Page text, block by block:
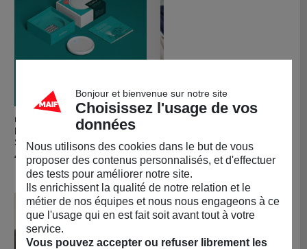
LIVLAB
Dodow - Aide au
Sommeil en 8 minutes
Prix
49,90 €
Acheter Dodow - Aide au Sommeil en 8
MAISON BONNEFOY
laine mérinos extrafine
47,00 €
Bonjour et bienvenue sur notre site
Choisissez l'usage de vos
données
Nous utilisons des cookies dans le but de vous
proposer des contenus personnalisés, et d'effectuer
des tests pour améliorer notre site.
Ils enrichissent la qualité de notre relation et le
métier de nos équipes et nous nous engageons à ce
que l'usage qui en est fait soit avant tout à votre
service.
Vous pouvez accepter ou refuser librement les